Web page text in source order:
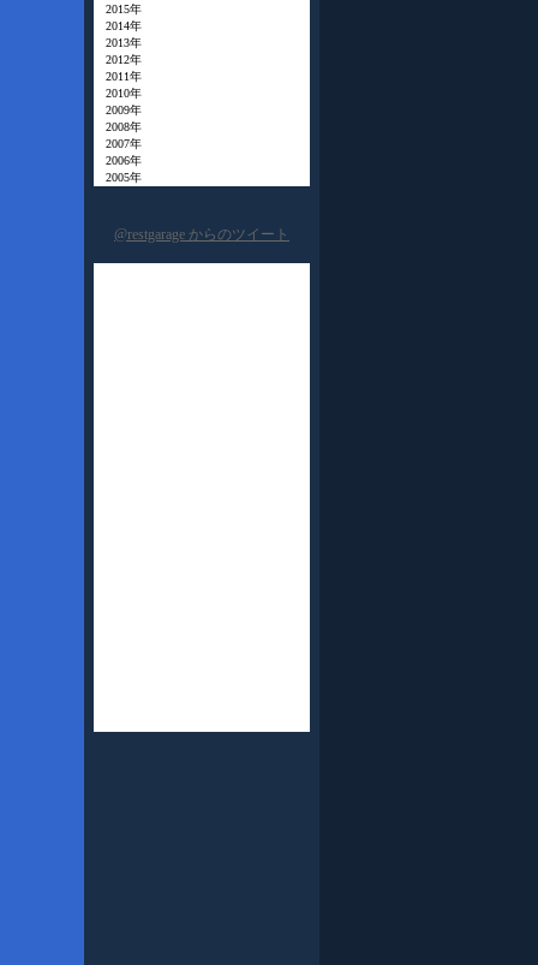
2015年
2014年
2013年
2012年
2011年
2010年
2009年
2008年
2007年
2006年
2005年
@restgarage からのツイート